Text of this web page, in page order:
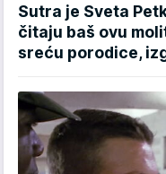
Sutra je Sveta
čitaju baš ovu
sreću porodice,